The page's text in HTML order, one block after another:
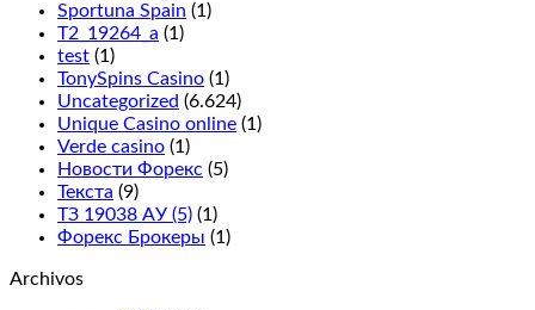
Sportuna Spain (1)
T2_19264_a (1)
test (1)
TonySpins Casino (1)
Uncategorized (6.624)
Unique Casino online (1)
Verde casino (1)
Новости Форекс (5)
Текста (9)
ТЗ 19038 АУ (5) (1)
Форекс Брокеры (1)
Archivos